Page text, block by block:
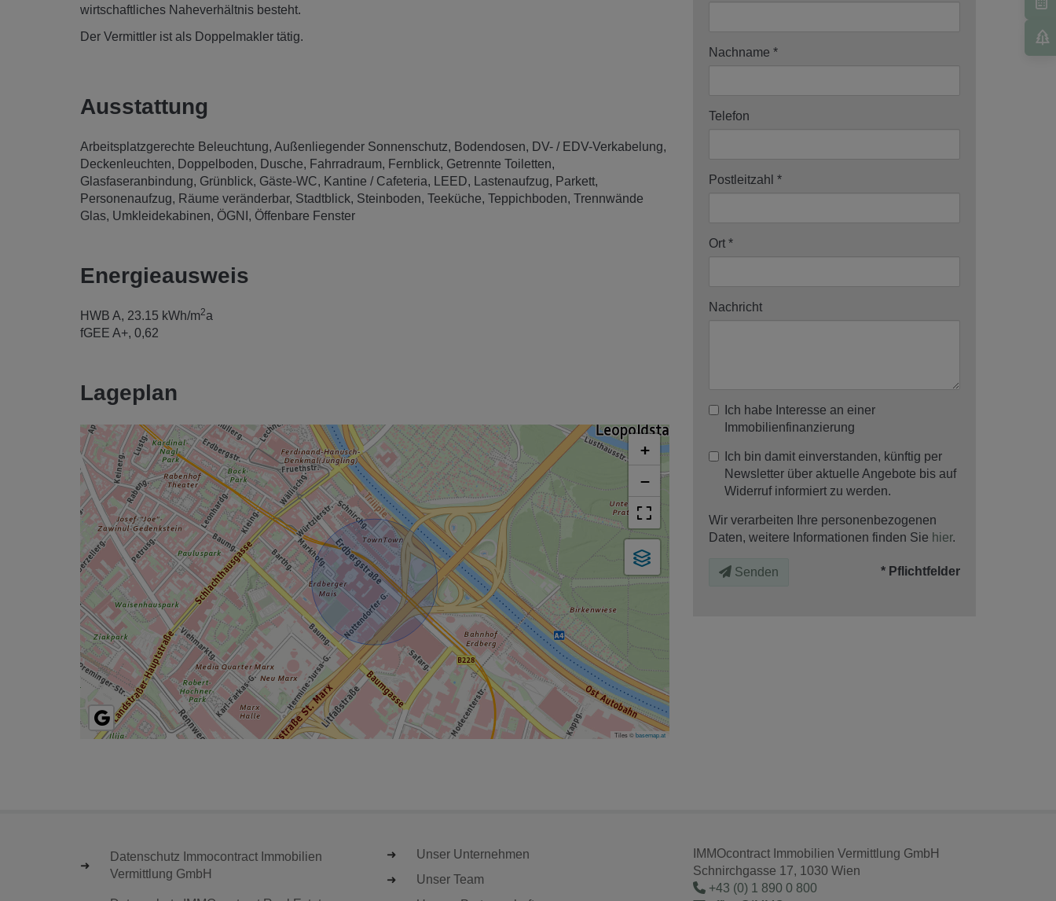
wirtschaftliches Naheverhältnis besteht.
Der Vermittler ist als Doppelmakler tätig.
Ausstattung
Arbeitsplatzgerechte Beleuchtung Außenliegender Sonnenschutz Bodendosen
DV- / EDV-Verkabelung
Deckenleuchten
Doppelboden Dusche Fahrradraum Fernblick Getrennte Toiletten
Glasfaseranbindung Grünblick Gäste-WC Kantine / Cafeteria LEED Lastenaufzug
Parkett
Personenaufzug
Räume veränderbar Stadtblick Steinboden Teeküche Teppichboden Trennwände
Glas Umkleidekabinen ÖGNI Öffenbare Fenster
Energieausweis
HWB A, 23.15 kWh/m2a
fGEE A+, 0,62
Lageplan
+
−
Tiles ©basemap.at
Nachname
Telefon
Postleitzahl
Ort
Nachricht
Ich habe Interesse an einer
Immobilienfinanzierung
Ich bin damit einverstanden, künftig per
Newsletter über aktuelle Angebote bis auf
Widerruf informiert zu werden.
Wir verarbeiten Ihre personenbezogenen
Daten, weitere Informationen finden Sie hier.
Senden * Pflichtfelder
Datenschutz Immocontract Immobilien
Vermittlung GmbH
Unser Unternehmen
Unser Team
IMMOcontract Immobilien Vermittlung GmbH
Schnirchgasse 17, 1030 Wien
+43 (0) 1 890 0 800